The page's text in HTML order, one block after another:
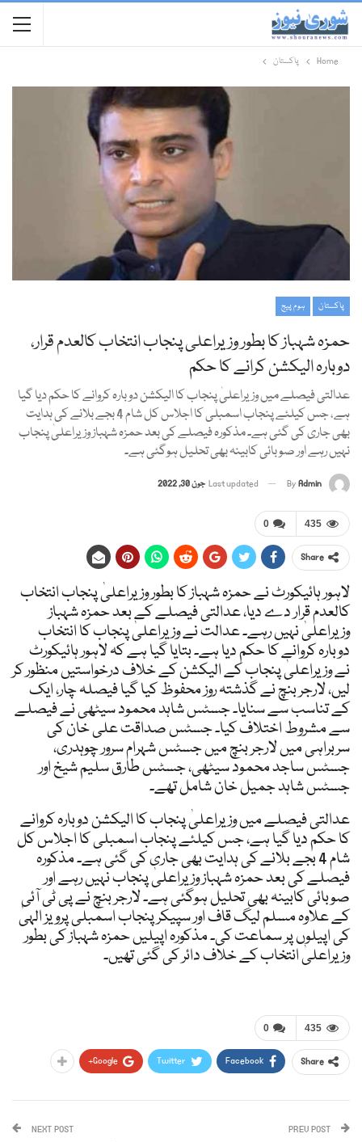
Home پاکستان
پاکستان ہوم پیج
حمزہ شہباز کا بطور وزیراعلی پنجاب انتخاب کالعدم قرار،
دوبارہ الیکشن کرانے کا حکم
عدالتی فیصلے میں وزیراعلیٰ پنجاب کا الیکشن دوبارہ کروانے کا حکم دیا گیا
ہے، جس کیلئے پنجاب اسمبلی کا اجلاس کل شام 4 بجے بلانے کی ہدایت
بھی جاری کی گئی ہے۔ مذکورہ فیصلے کی بعد حمزہ شہباز وزیراعلیٰ پنجاب
نہیں رہے اور صوبائی کابینہ بھی تحلیل ہوگئی ہے۔
ByAdmin
Last updated جون 30, 2022
0 435
Share
لاہور ہائیکورٹ نے حمزہ شہباز کا بطور وزیراعلیٰ پنجاب انتخاب
کالعدم قرار دے دیا، عدالتی فیصلے کے بعد حمزہ شہباز
وزیراعلیٰ نہیں رہے۔ عدالت نے وزیراعلیٰ پنجاب کا انتخاب
دوبارہ کروانے کا حکم دیا ہے۔ بتایا گیا ہے کہ لاہور ہائیکورٹ
نے وزیراعلیٰ پنجاب کے الیکشن کے خلاف درخواستیں منظور کر
لیں، لارجر بنچ نے گذشتہ روز محفوظ کیا گیا فیصلہ چار، ایک
کے تناسب سے سنایا۔ جسٹس شاہد محمود سیٹھی نے فیصلے
سے مشروط اختلاف کیا۔ جسٹس صداقت علی خان کی
سربراہی میں لارجر بنچ میں جسٹس شہرام سرور چوہدری،
جسٹس ساجد محمود سیٹھی، جسٹس طارق سلیم شیخ اور
جسٹس شاہد جمیل خان شامل تھے۔
عدالتی فیصلے میں وزیراعلیٰ پنجاب کا الیکشن دوبارہ کروانے
کا حکم دیا گیا ہے، جس کیلئے پنجاب اسمبلی کا اجلاس کل
شام 4 بجے بلانے کی ہدایت بھی جاری کی گئی ہے۔ مذکورہ
فیصلے کی بعد حمزہ شہباز وزیراعلیٰ پنجاب نہیں رہے اور
صوبائی کابینہ بھی تحلیل ہوگئی ہے۔ لارجر بنچ نے پی ٹی آئی
کے علاوہ مسلم لیگ قاف اور سپیکر پنجاب اسمبلی پرویز الہیٰ
کی اپیلوں پر سماعت کی۔ مذکورہ اپیلیں حمزہ شہباز کی بطور
وزیراعلیٰ انتخاب کے خلاف دائر کی گئی تھیں۔
0 435
Share
Facebook
Twitter
Google+
NEXT POST